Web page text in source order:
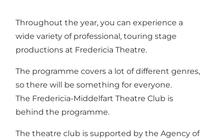
Throughout the year, you can experience a
wide variety of professional, touring stage
productions at Fredericia Theatre.
The programme covers a lot of different genres,
so there will be something for everyone.
The Fredericia-Middelfart Theatre Club is
behind the programme.
The theatre club is supported by the Agency of